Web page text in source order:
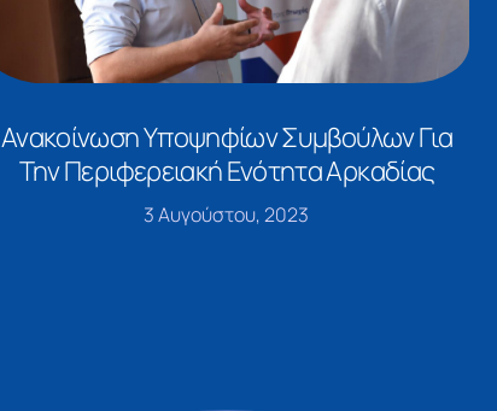
Ανακοίνωση Υποψηφίων Συμβούλων Για
Την Περιφερειακή Ενότητα Αρκαδίας
3 Αυγούστου, 2023